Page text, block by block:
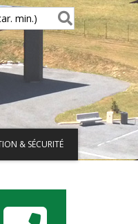
min.)
& SÉCURITÉ